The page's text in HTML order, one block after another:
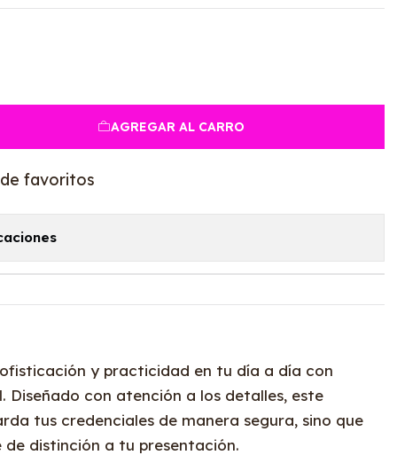
AGREGAR AL CARRO
favoritos
y practicidad en tu día a día con
Diseñado con atención a los detalles, este
tus credenciales de manera segura, sino que
distinción a tu presentación.